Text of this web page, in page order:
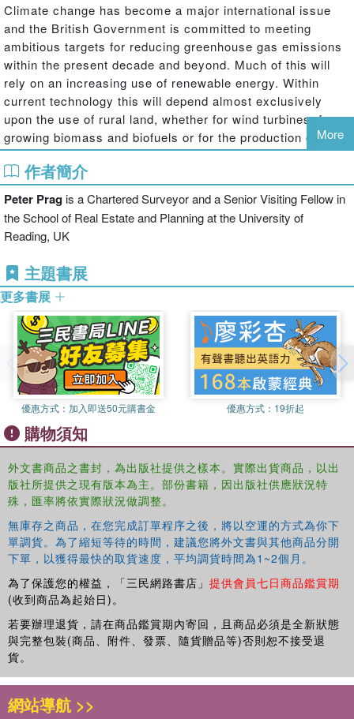
Climate change has become a major international issue
and the British Government is committed to meeting
ambitious targets for reducing greenhouse gas emissions
within the present decade and beyond. Much of this will
rely on an increasing use of renewable energy. Within
current technology this will depend almost exclusively
upon the use of rural land, whether for wind turbines, for
growing biomass and biofuels or for the production of
biogas. Renewable energy is therefore of immediate
interest to farmers and landowners and to their advisers,
such as surveyors, lawyers, accountants and bankers, as
well as to planners and conservationists. This is one of
very few books which addresses the issue of renewable
energy from the point of view of landowners, farmers and
rural land managers – those people who must make
important decisions about how, where and when to install
renewable energy sources on their land and the business
implications of the decisions they make.
The third edition ofRenewable Energy in the Countryside
contains a new chapter on biogas, up-to-date discussions
on the implications of the Renewable Heat Initiative and
new opportunities for solar energy and ground source heat
in the context of farms and country houses as well as the
implications of changes in UK planning policies.
More
作者簡介
Peter Pragis a Chartered Surveyor and a Senior Visiting Fellow in
the School of Real Estate and Planning at the University of
Reading, UK
主題書展
更多書展
優惠方式： 加入即送50元購書金 優惠方式： 19折起
購物須知
外文書商品之書封，為出版社提供之樣本。實際出貨商品，以出
版社所提供之現有版本為主。部份書籍，因出版社供應狀況特
殊，匯率將依實際狀況做調整。
無庫存之商品，在您完成訂單程序之後，將以空運的方式為你下
單調貨。為了縮短等待的時間，建議您將外文書與其他商品分開
下單，以獲得最快的取貨速度，平均調貨時間為1~2個月。
為了保護您的權益，「三民網路書店」 提供會員七日商品鑑賞期
(收到商品為起始日)。
若要辦理退貨，請在商品鑑賞期內寄回，且商品必須是全新狀態
與完整包裝(商品、附件、發票、隨貨贈品等)否則恕不接受退
貨。
網站導航 >>